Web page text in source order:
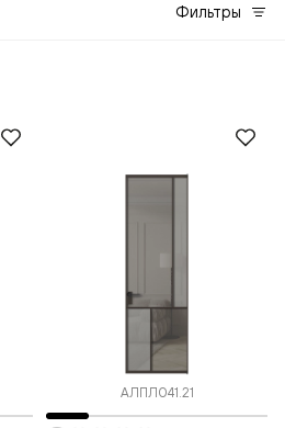
Фильтры
АЛПЛ041.21